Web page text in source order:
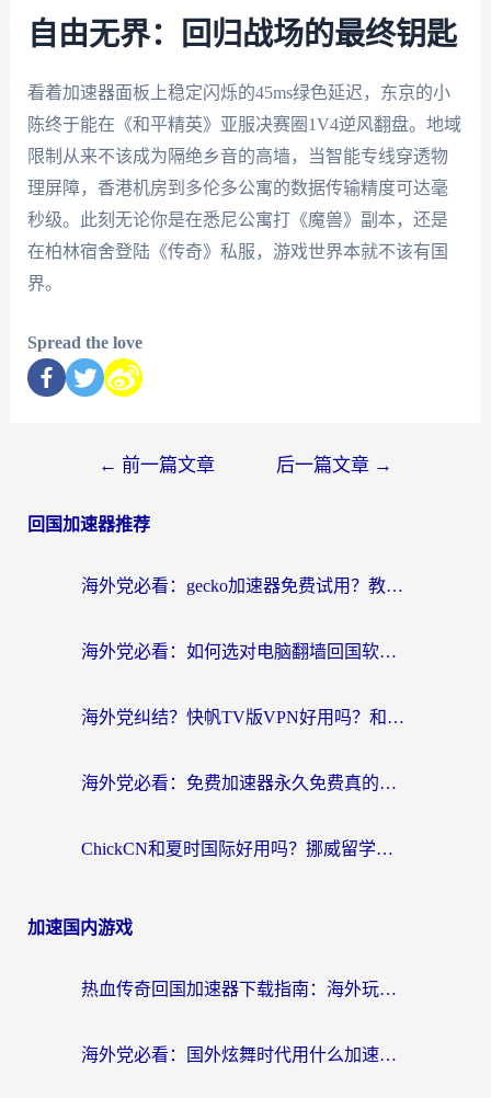
自由无界：回归战场的最终钥匙
看着加速器面板上稳定闪烁的45ms绿色延迟，东京的小
陈终于能在《和平精英》亚服决赛圈1V4逆风翻盘。地域
限制从来不该成为隔绝乡音的高墙，当智能专线穿透物
理屏障，香港机房到多伦多公寓的数据传输精度可达毫
秒级。此刻无论你是在悉尼公寓打《魔兽》副本，还是
在柏林宿舍登陆《传奇》私服，游戏世界本就不该有国
界。
Spread the love
← 前一篇文章 后一篇文章 →
回国加速器推荐
海外党必看：gecko加速器免费试用？教你选对回国加速器，无缝刷国内剧玩游戏
海外党必看：如何选对电脑翻墙回国软件，轻松解锁国内资源？
海外党纠结？快帆TV版VPN好用吗？和扇贝手游VPN对比哪个回国效果更好？
海外党必看：免费加速器永久免费真的存在吗？教你选对回国加速器无缝刷国内资源
ChickCN和夏时国际好用吗？挪威留学生亲测3款回国加速器，附穿梭和加速喵对比指南
加速国内游戏
热血传奇回国加速器下载指南：海外玩家如何流畅砍怪不卡顿？
海外党必看：国外炫舞时代用什么加速器比较好？解决延迟卡顿的终极方案